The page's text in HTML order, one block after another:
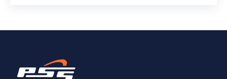
performanța magazinului, cât și experiența de
retaileri de top din lume, mici și mari, inclusiv
alimentări, bricolaj, electronice și magazine